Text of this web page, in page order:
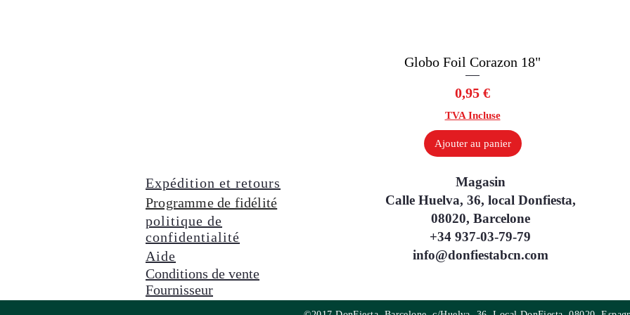
Aperçu rapide
Globo Foil Corazon 18"
Prix
0,95 €
TVA Incluse
Ajouter au panier
Expédition et retours
Programme de fidélité
politique de
confidentialité
Aide
Conditions de vente
Fournisseur
Magasin
Calle Huelva, 36, local Donfiesta,
08020, Barcelone
+34 937-03-79-79
info@donfiestabcn.com